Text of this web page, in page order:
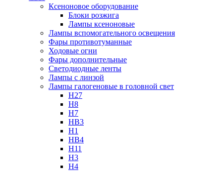
Ксеноновое оборудование
Блоки розжига
Лампы ксеноновые
Лампы вспомогательного освещения
Фары противотуманные
Ходовые огни
Фары дополнительные
Светодиодные ленты
Лампы с линзой
Лампы галогеновые в головной свет
H27
H8
H7
HB3
H1
HB4
H11
H3
H4